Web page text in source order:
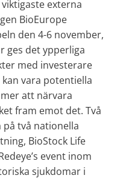
externa
BioEurope
den 4-6 november,
ges det ypperliga
med investerare
vara potentiella
att närvara
fram emot det. Två
på två nationella
BioStock Life
event inom
sjukdomar i